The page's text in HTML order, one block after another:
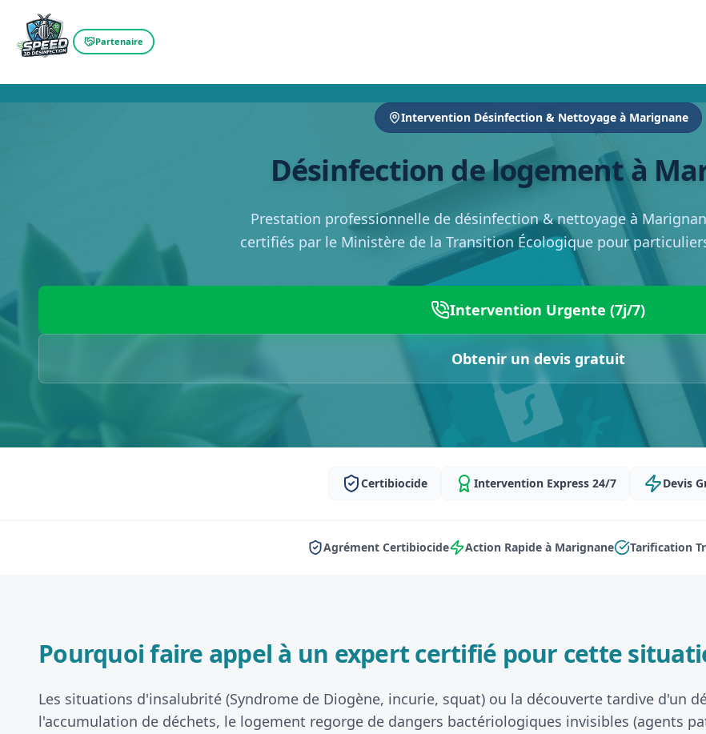
Partenaire
Intervention Désinfection & Nettoyage à Marignane
Désinfection de logement à
Prestation professionnelle de désinfection & nettoyage à
certifiés par le Ministère de la Transition Écologique pour
Intervention Urgente (7j/7)
Obtenir un devis gratuit
Certibiocide Intervention Express 24/7 Devis
Agrément Certibiocide Action Rapide à Marignane Tarification
Pourquoi faire appel à un expert certifié pour cette
Les situations d'insalubrité (Syndrome de Diogène, incurie, squat) ou la découverte tardive d'un
l'accumulation de déchets, le logement regorge de dangers bactériologiques invisibles (agents